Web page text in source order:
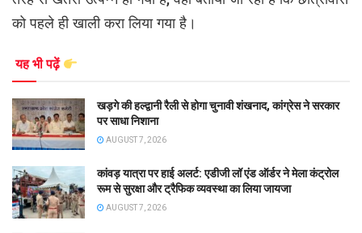
को पहले ही खाली करा लिया गया है।
यह भी पढ़ें
खड़गे की हल्द्वानी रैली से होगा चुनावी शंखनाद, कांग्रेस ने सरकार
पर साधा निशाना
AUGUST 7, 2026
कांवड़ यात्रा पर हाई अलर्ट: एडीजी लॉ एंड ऑर्डर ने मेला कंट्रोल
रूम से सुरक्षा और ट्रैफिक व्यवस्था का लिया जायजा
AUGUST 7, 2026